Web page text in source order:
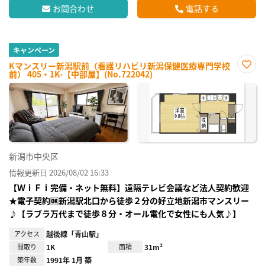
お問合わせ 電話する
キャンペーン
Kマンスリー新潟駅前（看護リハビリ新潟保健医療専門学校
前） 405・1K-【中部屋】(No.722042)
に入
録
新潟市中央区
情報更新日 2026/08/02 16:33
【ＷｉＦｉ完備・ネット無料】遠隔テレビ会議など法人契約歓迎
★電子契約🆗新潟駅北口から徒歩２分の好立地新潟市マンスリー
♪【ラブラ万代まで徒歩８分・オール電化で女性にも人気♪】
アクセス 越後線「青山駅」
間取り 1K 面積 31m²
築年数 1991年 1月 築